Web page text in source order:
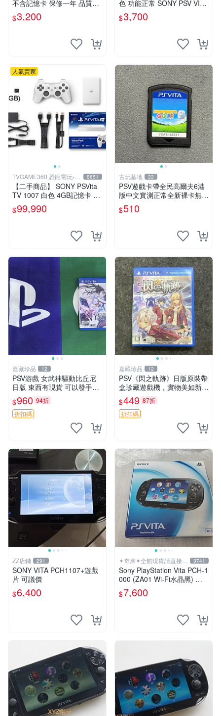
不含記憶卡 保修一年 品質有
保障
$3,200
色 功能正常 SONY PSV VITA
主機 2000~3000型 二手功能
正常 賣3千5~4千也可用各式
$3,700
人氣賣家
TVGAME360 恐龍電玩-台
中店
8651
【二手商品】 SONY PSVita
TV 1007 白色 4GB記憶卡 PS
3手把(白) 書盒完整 【台中恐
龍電玩】
$99,990
古玩基地 33
PSV遊戲卡帶全民高爾夫6港
版中文實測正常全新裸卡無保
售不退換單次購兩張以上再享
優惠 全民高爾夫6 PSV 港版
$510
嘉藏珍品 12
PSV游戲 女武神驅動比丘尼
日版 東西有現貨 可以發手物
品 無質量問題售不退不換
$960 94折
折扣碼
嘉藏珍品 12
PSV《閃之軌跡》日版原裝帶
盒珍藏遊戲機，實物美如新，
嚴選推薦 閃之軌跡 日版 PSV
原裝帶盒
$449 87折
折扣碼
ZZ店鋪 291
SONY VITA PCH1107+遊戲
片 可議價
$6,400
✦奇摩✦全館現貨請直接下
標
3741
Sony PlayStation Vita PCH-1
000 (ZA01 Wi-Fi水晶黑) 掌
上遊戲機 5英吋多點觸控螢幕
$7,600